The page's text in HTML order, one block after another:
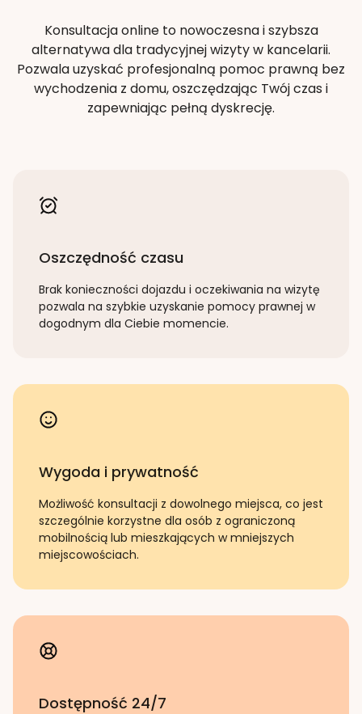
Konsultacja online to nowoczesna i szybsza
alternatywa dla tradycyjnej wizyty w kancelarii.
Pozwala uzyskać profesjonalną pomoc prawną bez
wychodzenia z domu, oszczędzając Twój czas i
zapewniając pełną dyskrecję.
Oszczędność czasu
Brak konieczności dojazdu i oczekiwania na wizytę
pozwala na szybkie uzyskanie pomocy prawnej w
dogodnym dla Ciebie momencie.
Wygoda i prywatność
Możliwość konsultacji z dowolnego miejsca, co jest
szczególnie korzystne dla osób z ograniczoną
mobilnością lub mieszkających w mniejszych
miejscowościach.
Dostępność 24/7